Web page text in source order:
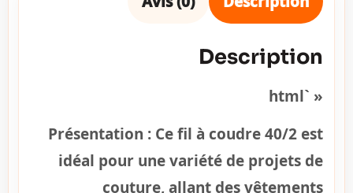
Description
« `html
Présentation : Ce fil à coudre 40/2 est
idéal pour une variété de projets de
couture, allant des vêtements